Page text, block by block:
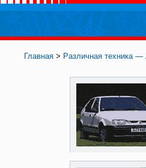
Главная > Различная техника —